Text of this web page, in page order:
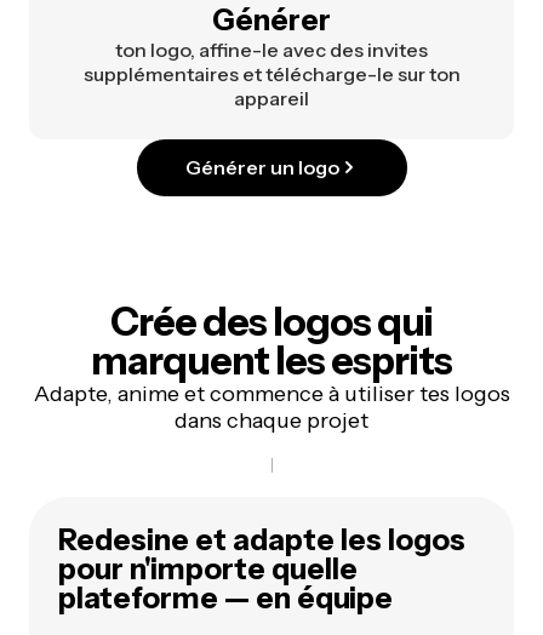
Générer
ton logo, affine-le avec des invites
supplémentaires et télécharge-le sur ton
appareil
Générer un logo
Crée des logos qui
marquent les esprits
Adapte, anime et commence à utiliser tes logos
dans chaque projet
Redesine et adapte les logos
pour n'importe quelle
plateforme — en équipe